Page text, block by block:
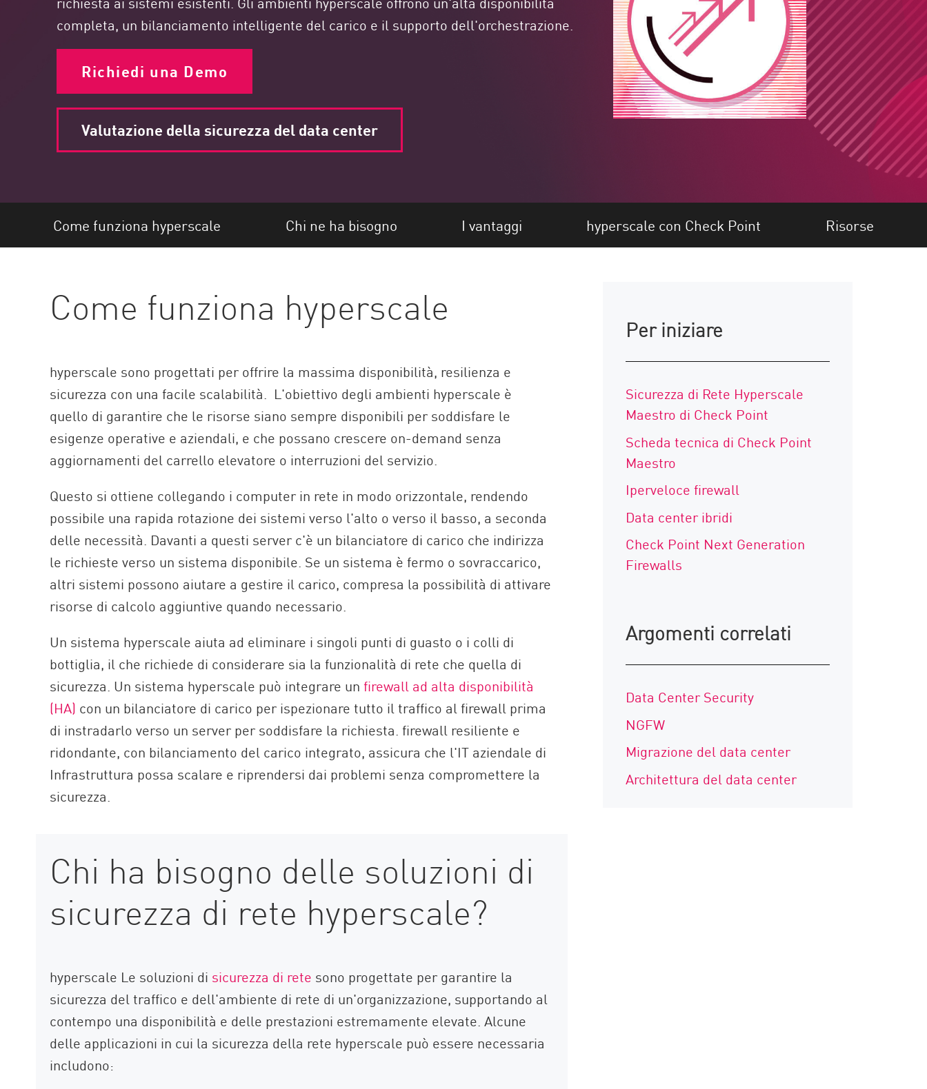
Endpoint
Naviga
Condivisa in tempo reale
Exposure Prioritization
AI Agent Security
Visualizza i prodotti A-Z
completa, un bilanciamento intelligente del carico e il supporto dell'orchestrazione.
Richiedi una Demo
Valutazione della sicurezza del data center
Come funziona hyperscale Chi ne ha bisogno I vantaggi hyperscale con Check Point Risorse
Come funziona hyperscale
hyperscale sono progettati per offrire la massima disponibilità, resilienza e
sicurezza con una facile scalabilità. L'obiettivo degli ambienti hyperscale è
quello di garantire che le risorse siano sempre disponibili per soddisfare le
esigenze operative e aziendali, e che possano crescere on-demand senza
aggiornamenti del carrello elevatore o interruzioni del servizio.
Questo si ottiene collegando i computer in rete in modo orizzontale, rendendo
possibile una rapida rotazione dei sistemi verso l'alto o verso il basso, a seconda
delle necessità. Davanti a questi server c'è un bilanciatore di carico che indirizza
le richieste verso un sistema disponibile. Se un sistema è fermo o sovraccarico,
altri sistemi possono aiutare a gestire il carico, compresa la possibilità di attivare
risorse di calcolo aggiuntive quando necessario.
Un sistema hyperscale aiuta ad eliminare i singoli punti di guasto o i colli di
bottiglia, il che richiede di considerare sia la funzionalità di rete che quella di
sicurezza. Un sistema hyperscale può integrare unfirewall ad alta disponibilità
(HA) con un bilanciatore di carico per ispezionare tutto il traffico al firewall prima
di instradarlo verso un server per soddisfare la richiesta. firewall resiliente e
ridondante, con bilanciamento del carico integrato, assicura che l'IT aziendale di
Infrastruttura possa scalare e riprendersi dai problemi senza compromettere la
sicurezza.
Chi ha bisogno delle soluzioni di
sicurezza di rete hyperscale?
hyperscale Le soluzioni di sicurezza di rete sono progettate per garantire la
sicurezza del traffico e dell'ambiente di rete di un'organizzazione, supportando al
contempo una disponibilità e delle prestazioni estremamente elevate. Alcune
delle applicazioni in cui la sicurezza della rete hyperscale può essere necessaria
includono:
Per iniziare
Sicurezza di Rete Hyperscale
Maestro di Check Point
Scheda tecnica di Check Point
Maestro
Iperveloce firewall
Data center ibridi
Check Point Next Generation
Firewalls
Argomenti correlati
Data Center Security
NGFW
Migrazione del data center
Architettura del data center